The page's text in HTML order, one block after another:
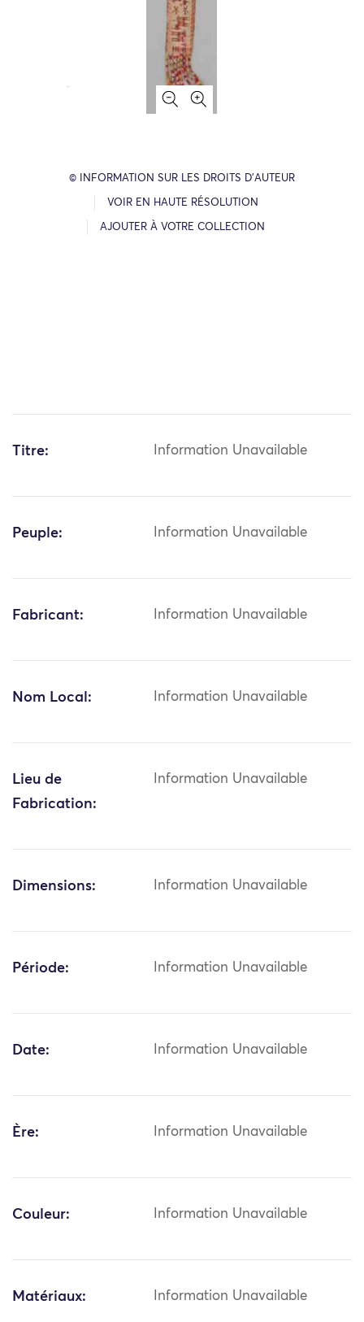
© INFORMATION SUR LES DROITS D’AUTEUR
VOIR EN HAUTE RÉSOLUTION
AJOUTER À VOTRE COLLECTION
Titre: Information Unavailable
Peuple: Information Unavailable
Fabricant: Information Unavailable
Nom Local: Information Unavailable
Lieu de
Fabrication:
Information Unavailable
Dimensions: Information Unavailable
Période: Information Unavailable
Date: Information Unavailable
Ère: Information Unavailable
Couleur: Information Unavailable
Matériaux: Information Unavailable